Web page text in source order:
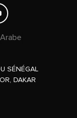
Arabe
SÉNÉGAL
DAKAR